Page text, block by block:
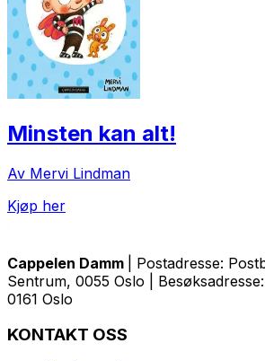
Minsten kan alt!
Av Mervi Lindman
Kjøp her
Cappelen Damm
| Postadresse:
Sentrum, 0055 Oslo |
0161 Oslo
KONTAKT OSS